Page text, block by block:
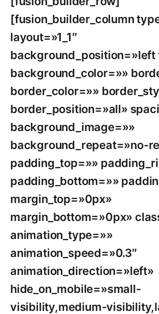
[fusion_builder_column
layout=»1_1″
background_position=»left
background_color=»»
border_color=»»
border_position=»all»
background_image=»»
background_repeat=»no-
padding_top=»»
padding_bottom=»»
margin_top=»0px»
margin_bottom=»0px»
animation_type=»»
animation_speed=»0.3″
animation_direction=»left»
hide_on_mobile=»small-
visibility,medium-